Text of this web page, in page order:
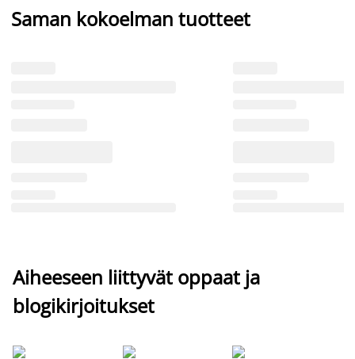
Saman kokoelman tuotteet
Aiheeseen liittyvät oppaat ja
blogikirjoitukset